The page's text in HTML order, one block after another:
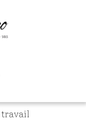
ET
notre
a
travail